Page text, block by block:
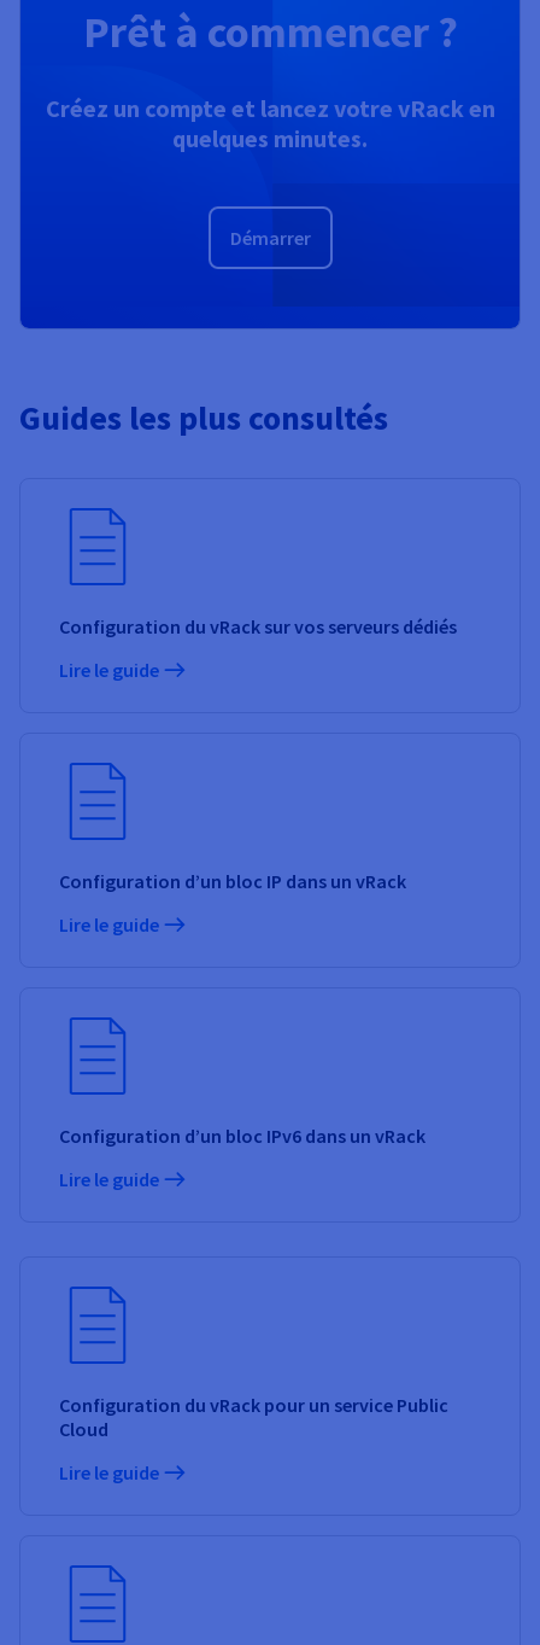
Prêt à commencer ?
Créez un compte et lancez votre vRack en
quelques minutes.
Démarrer
Guides les plus consultés
Configuration du vRack sur vos serveurs dédiés
Lire le guide
Configuration d’un bloc IP dans un vRack
Lire le guide
Configuration d’un bloc IPv6 dans un vRack
Lire le guide
Configuration du vRack pour un service Public
Cloud
Lire le guide